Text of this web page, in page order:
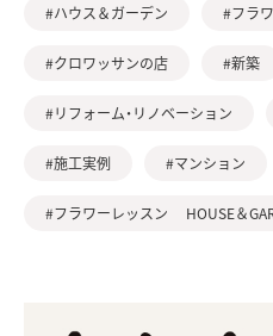
#ハウス＆ガーデン #フラ
#クロワッサンの店 #新築
#リフォーム・リノベーション
#施工実例 #マンション
#フラワーレッスン HOUSE＆